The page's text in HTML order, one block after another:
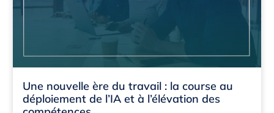
Une nouvelle ère du travail : la course au
déploiement de l’IA et à l’élévation des